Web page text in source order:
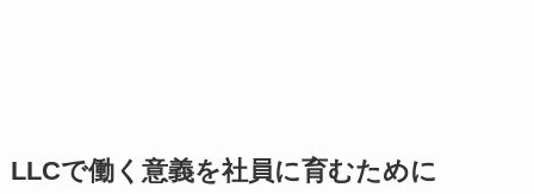
LLCで働く意義を社員に育むために